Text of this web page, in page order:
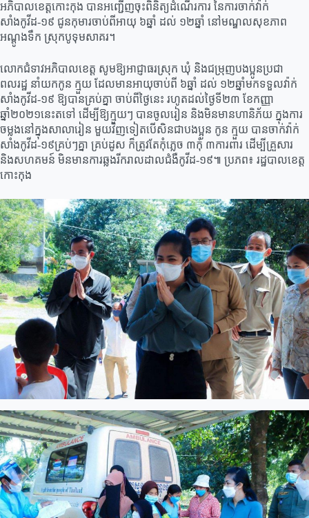
អភិបាលខេត្តកោះកុង បានអញ្ជើញចុះពិនិត្យដំណើរការ នៃការចាក់វ៉ាក់
សាំងកូវីដ-១៩ ជូនកុមារចាប់ពីអាយុ ៦ឆ្នាំ ដល់ ១២ឆ្នាំ នៅមណ្ឌលសុខភាព
អណ្ដូងទឹក ស្រុកបូទុមសាគរ។
លោកជំទាវអភិបាលខេត្ត សូមឱ្យអាជ្ញាធរស្រុក ឃុំ និងជម្រុញបងប្អូនប្រជា
ពលរដ្ឋ នាំយកកូន ក្មួយ ដែលមានអាយុចាប់ពី ៦ឆ្នាំ ដល់ ១២ឆ្នាំមកទទួលវ៉ាក់
សាំងកូវីដ-១៩ ឱ្យបានគ្រប់គ្នា ចាប់ពីថ្ងៃនេះ រហូតដល់ថ្ងៃទី២៣ ខែកញ្ញា
ឆ្នាំ២០២១នេះតទៅ ដើម្បីឱ្យក្មួយៗ បានចូលរៀន និងមិនមានហានិភ័យ ក្នុងការ
ចម្លងនៅក្នុងសាលារៀន មួយវិញទៀតបើសិនជាបងប្អូន កូន ក្មួយ បានចាក់វ៉ាក់
សាំងកូវីដ-១៩គ្រប់ៗគ្នា គ្រប់ដូស ក៏ត្រូវតែកុំភ្លេច ៣កុំ ៣ការពារ ដើម្បីគ្រួសារ
និងសហគមន៍ មិនមានការឆ្លងរីករាលដាលជំងឺកូវីដ-១៩៕ ប្រភព៖ រដ្ឋបាលខេត្ត
កោះកុង